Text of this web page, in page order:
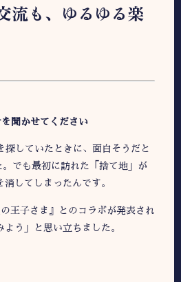
流も、ゆるゆる楽
聞かせてください
探していたときに、面白そうだと
でも最初に訪れた「捨て地」が
してしまったんです。
王子さま』とのコラボが発表され
う」と思い立ちました。